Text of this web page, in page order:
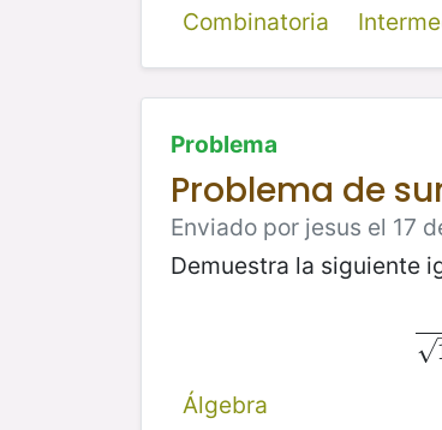
Combinatoria
Problema
Problema de
Enviado por jesus el 17
Demuestra la siguiente
√
Álgebra